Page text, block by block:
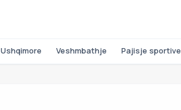
Ushqimore Veshmbathje Pajisje sportive